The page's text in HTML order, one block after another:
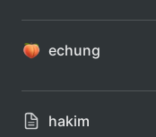
echung
hakim